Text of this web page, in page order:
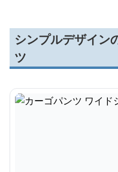
シンプルデザイン
ツ